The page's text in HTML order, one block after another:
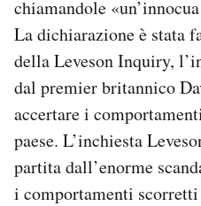
chiamandole
La dichiarazione è stata
della Leveson Inquiry,
dal premier britannico
accertare i
paese. L’inchiesta
partita dall’enorme
i comportamenti